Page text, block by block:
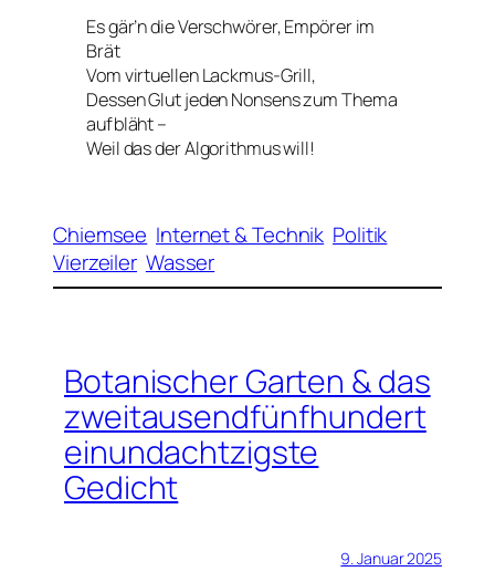
Es gär’n die Verschwörer, Empörer im
Brät
Vom virtuellen Lackmus-Grill,
Dessen Glut jeden Nonsens zum Thema
aufbläht –
Weil das der Algorithmus will!
Chiemsee Internet & Technik Politik
Vierzeiler Wasser
Botanischer Garten & das
zweitausendfünfhundert
einundachtzigste
Gedicht
9. Januar 2025